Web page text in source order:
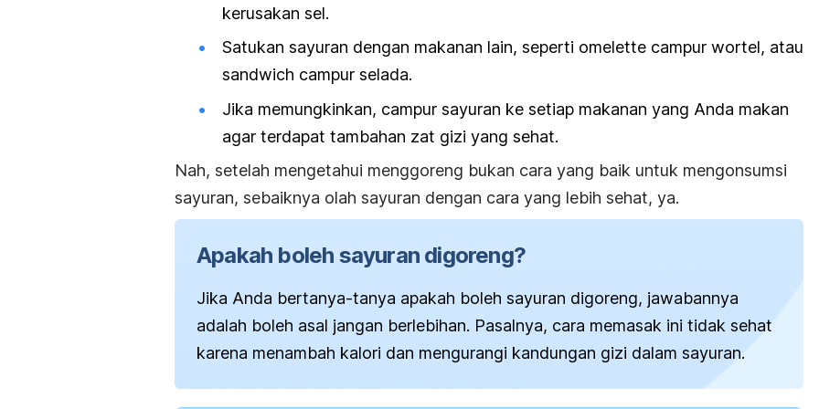
kerusakan sel.
Satukan sayuran dengan makanan lain, seperti omelette campur wortel, atau
sandwich campur selada.
Jika memungkinkan, campur sayuran ke setiap makanan yang Anda makan
agar terdapat tambahan zat gizi yang sehat.
Nah, setelah mengetahui menggoreng bukan cara yang baik untuk mengonsumsi
sayuran, sebaiknya olah sayuran dengan cara yang lebih sehat, ya.
Apakah boleh sayuran digoreng?
Jika Anda bertanya-tanya apakah boleh sayuran digoreng, jawabannya
adalah boleh asal jangan berlebihan. Pasalnya, cara memasak ini tidak sehat
karena menambah kalori dan mengurangi kandungan gizi dalam sayuran.